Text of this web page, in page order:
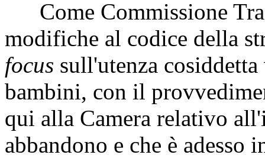
Come Commissione
modifiche al codice della
focus sull'utenza
bambini, con il
qui alla Camera relativo
abbandono e che è adesso